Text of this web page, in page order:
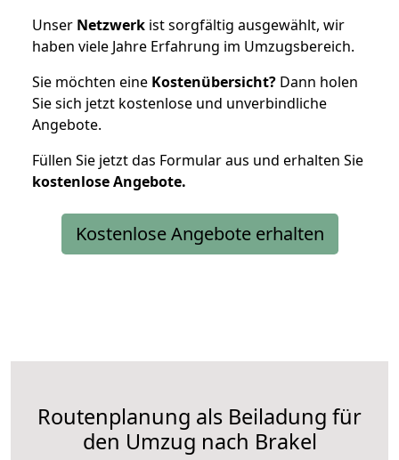
Unser Netzwerk ist sorgfältig ausgewählt, wir
haben viele Jahre Erfahrung im Umzugsbereich.
Sie möchten eine Kostenübersicht? Dann holen
Sie sich jetzt kostenlose und unverbindliche
Angebote.
Füllen Sie jetzt das Formular aus und erhalten Sie
kostenloseAngebote.
Kostenlose Angebote erhalten
Routenplanung als Beiladung für
den Umzug nach Brakel